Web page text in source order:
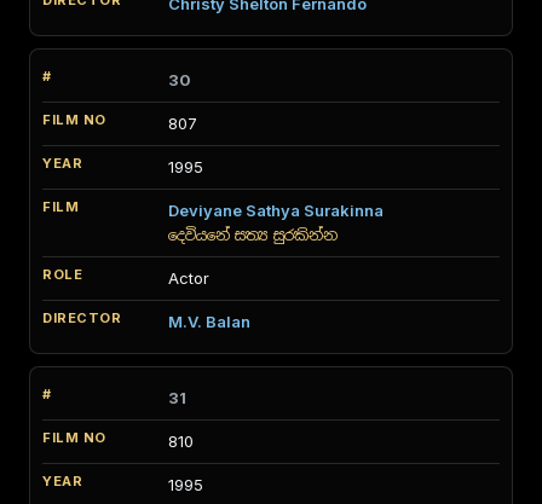
30
807
1995
Deviyane Sathya Surakinna
දෙවියනේ සත්‍ය සුරකින්න
Actor
M.V. Balan
31
810
1995